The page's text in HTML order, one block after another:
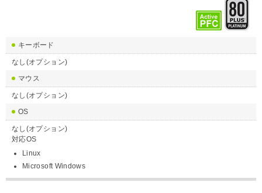
キーボード
なし(オプション)
マウス
なし(オプション)
OS
なし(オプション)
対応OS
Linux
Microsoft Windows